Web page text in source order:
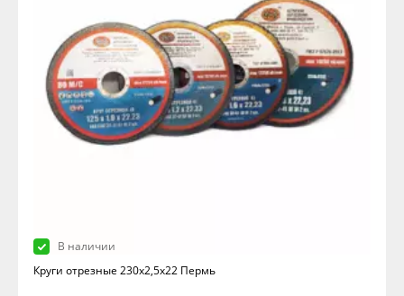
В наличии
Круги отрезные 230х2,5х22 Пермь